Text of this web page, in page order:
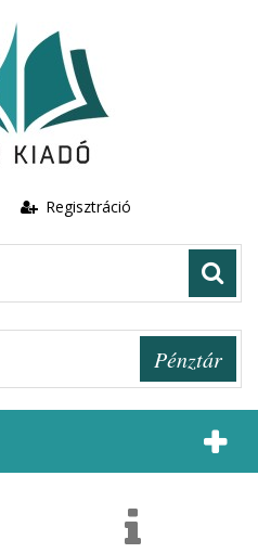
Regisztráció
Pénztár